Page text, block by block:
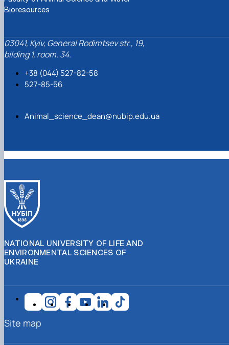
bilding 1, room. 34.
+38 (044) 527-82-58
527-85-56
NATIONAL UNIVERSITY OF LIFE AND
ENVIRONMENTAL SCIENCES OF
UKRAINE
Site map